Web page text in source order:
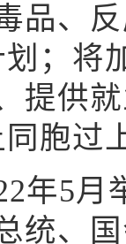
品、
；将
提供
胞过
5月
统、